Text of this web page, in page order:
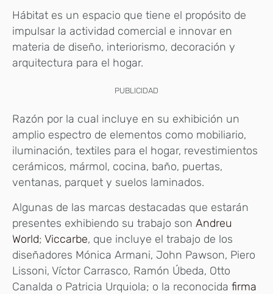
Hábitat es un espacio que tiene el propósito de
impulsar la actividad comercial e innovar en
materia de diseño, interiorismo, decoración y
arquitectura para el hogar.
PUBLICIDAD
Razón por la cual incluye en su exhibición un
amplio espectro de elementos como mobiliario,
iluminación, textiles para el hogar, revestimientos
cerámicos, mármol, cocina, baño, puertas,
ventanas, parquet y suelos laminados.
Algunas de las marcas destacadas que estarán
presentes exhibiendo su trabajo son Andreu
World; Viccarbe, que incluye el trabajo de los
diseñadores Mónica Armani, John Pawson, Piero
Lissoni, Víctor Carrasco, Ramón Úbeda, Otto
Canalda o Patricia Urquiola; o la reconocida firma